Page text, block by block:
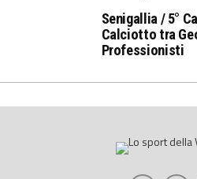
Senigallia / 5°
Calciotto tra
Professionisti